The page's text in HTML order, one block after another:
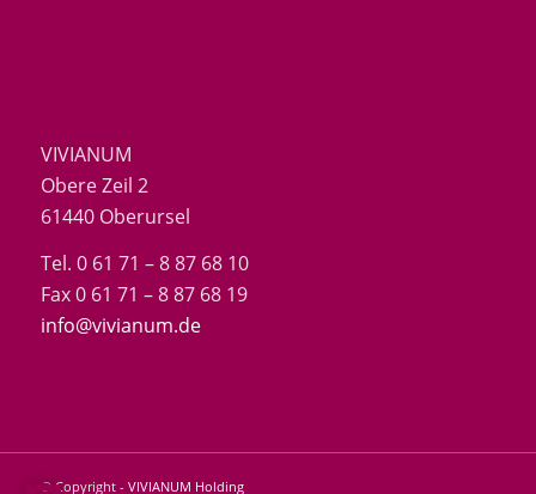
VIVIANUM
Obere Zeil 2
61440 Oberursel
Tel. 0 61 71 – 8 87 68 10
Fax 0 61 71 – 8 87 68 19
info@vivianum.de
© Copyright - VIVIANUM Holding